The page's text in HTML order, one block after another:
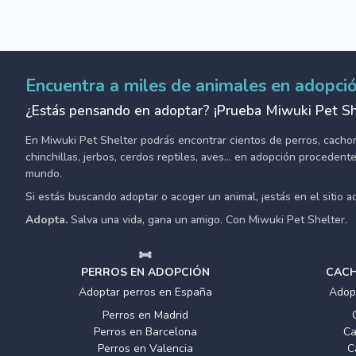
Encuentra a miles de animales en
¿Estás pensando en adoptar? ¡Prueba Miwuki Pet
En Miwuki Pet Shelter podrás encontrar cientos de perros,
chinchillas, jerbos, cerdos reptiles, aves... en adopción
mundo.
Si estás buscando adoptar o acoger un animal, ¡estás en el sitio
Adopta. Salva una vida, gana un amigo. Con Miwuki Pet Shelter.
PERROS EN ADOPCIÓN
Adoptar perros en España
Perros en Madrid
Perros en Barcelona
Perros en Valencia